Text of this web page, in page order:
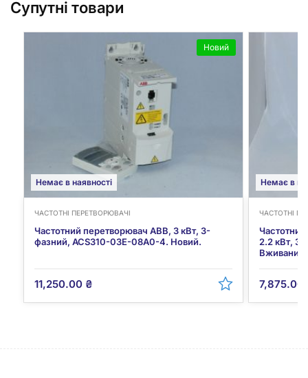
Супутні товари
Немає в наявності
Новий
ЧАСТОТНІ ПЕРЕТВОРЮВАЧІ
Частотний перетворювач ABB, 3 кВт, 3-
фазний, ACS310-03E-08A0-4. Новий.
11,250.00 ₴
Немає в
ЧАСТОТНІ
Частотний
2.2 кВт,
7,875.00